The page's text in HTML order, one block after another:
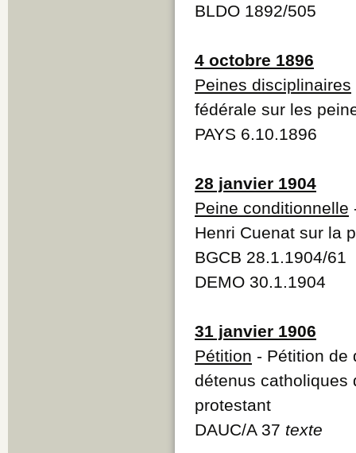
BLDO 1892/505
4 octobre 1896
Peines disciplinaires
fédérale sur les
PAYS 6.10.1896
28 janvier 1904
Peine conditionnelle
Henri Cuenat sur la
BGCB 28.1.1904/61
DEMO 30.1.1904
31 janvier 1906
Pétition - Pétition de
détenus catholiques
protestant
DAUC/A 37 texte